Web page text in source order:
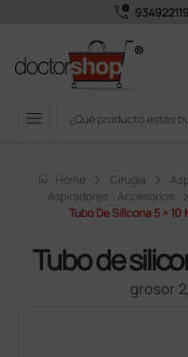
call_quality 934922119
menu
home Home Cirugía
Aspiradores - Accesorios
Tubo De Silicona 5 ×
Tubo de
grosor